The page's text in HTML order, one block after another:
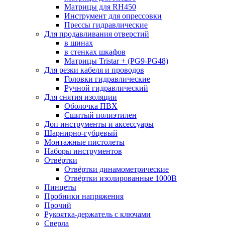
Матрицы для RH450
Инструмент для опрессовки
Прессы гидравлические
Для продавливания отверстий
в шинах
в стенках шкафов
Матрицы Tristar + (PG9-PG48)
Для резки кабеля и проводов
Головки гидравлические
Ручной гидравлический
Для снятия изоляции
Оболочка ПВХ
Сшитый полиэтилен
Доп инструменты и аксессуары
Шарнирно-губцевый
Монтажные пистолеты
Наборы инструментов
Отвёртки
Отвёртки динамометрические
Отвёртки изолированные 1000В
Пинцеты
Пробники напряжения
Прочий
Рукоятка-держатель с ключами
Сверла